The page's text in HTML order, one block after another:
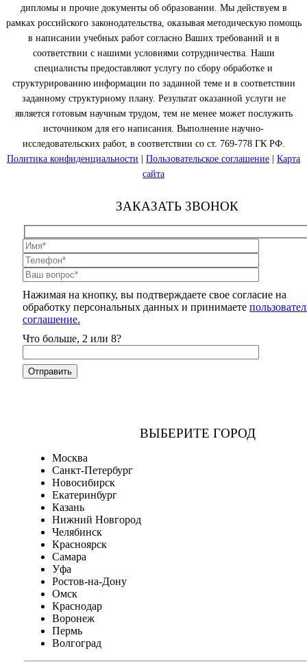
дипломы и прочие документы об образовании. Мы действуем в
рамках российского законодательства, оказывая методическую помощь
в написании учебных работ согласно Ваших требований и в
соответствии с нашими условиями сотрудничества. Наши
специалисты предоставляют услугу по сбору обработке и
структурированию информации по заданной теме и в соответствии
заданному структурному плану. Результат оказанной услуги не
является готовым научным трудом, тем не менее может послужить
источником для его написания. Выполнение научно-
исследовательских работ, в соответствии со ст. 769-778 ГК РФ.
Политика конфиденциальности
Пользовательское соглашение
Карта
сайта
ЗАКАЗАТЬ ЗВОНОК
Нажимая на кнопку, вы подтверждаете свое согласие на
обработку персональных данных и принимаете
соглашение.
Что больше, 2 или 8?
ВЫБЕРИТЕ ГОРОД
Москва
Санкт-Петербург
Новосибирск
Екатеринбург
Казань
Нижний Новгород
Челябинск
Красноярск
Самара
Уфа
Ростов-на-Дону
Омск
Краснодар
Воронеж
Пермь
Волгоград